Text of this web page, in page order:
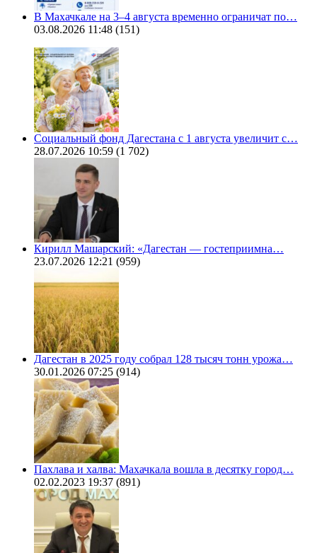
В Махачкале на 3–4 августа временно ограничат по…
03.08.2026 11:48 (151)
Социальный фонд Дагестана с 1 августа увеличит с…
28.07.2026 10:59 (1 702)
Кирилл Машарский: «Дагестан — гостеприимна…
23.07.2026 12:21 (959)
Дагестан в 2025 году собрал 128 тысяч тонн урожа…
30.01.2026 07:25 (914)
Пахлава и халва: Махачкала вошла в десятку город…
02.02.2023 19:37 (891)